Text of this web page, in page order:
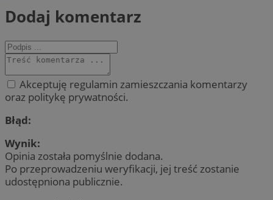
Dodaj komentarz
Akceptuję regulamin zamieszczania komentarzy
oraz politykę prywatności.
Błąd:
Wynik:
Opinia została pomyślnie dodana.
Po przeprowadzeniu weryfikacji, jej treść zostanie
udostępniona publicznie.